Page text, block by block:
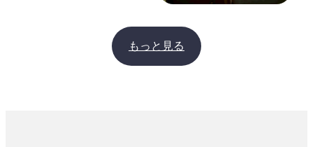
もっと見る